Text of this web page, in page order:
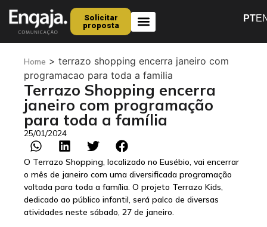
Solicitar
proposta
PT
Home >terrazo shopping encerra janeiro com
programacao para toda a familia
Terrazo Shopping encerra
janeiro com programação
para toda a família
25/01/2024
O Terrazo Shopping, localizado no Eusébio, vai encerrar
o mês de janeiro com uma diversificada programação
voltada para toda a família. O projeto Terrazo Kids,
dedicado ao público infantil, será palco de diversas
atividades neste sábado, 27 de janeiro.